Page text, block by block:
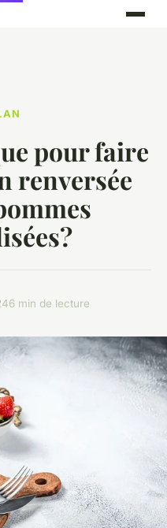
pour faire
renversée
6 min de lecture